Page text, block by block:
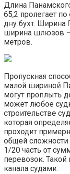
Длина
65,2 пролегает
дну бухт. Ширина
ширина шлюзов –
метров.
Пропускная
малой шириной
могут проплыть
может любое
строительстве
которая
проходит
общей сложности
1/20 часть от
перевозок. Такой
канала судами.